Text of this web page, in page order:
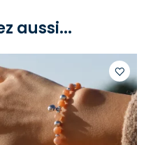
aussi...
votre
liste